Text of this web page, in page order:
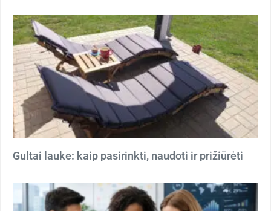
Gultai lauke: kaip pasirinkti, naudoti ir prižiūrėti